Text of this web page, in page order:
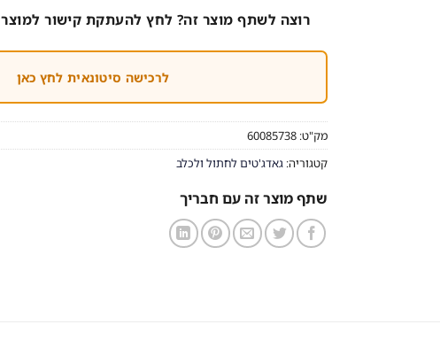
רוצה לשתף מוצר זה? לחץ להעתקת קישור למוצר
לרכישה סיטונאית לחץ כאן
מק"ט: 60085738
קטגוריה: גאדג'טים לחתול ולכלב
שתף מוצר זה עם חבריך